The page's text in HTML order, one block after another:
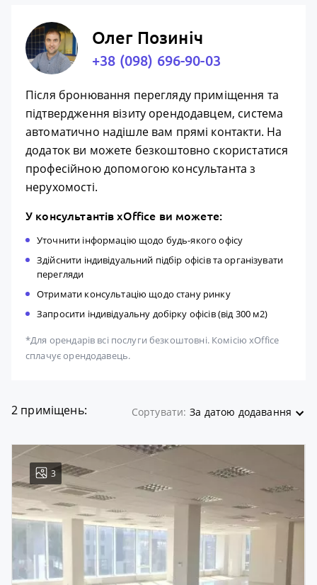
Олег Позиніч
+38 (098) 696-90-03
Після бронювання перегляду приміщення та
підтвердження візиту орендодавцем, система
автоматично надішле вам прямі контакти. На
додаток ви можете безкоштовно скористатися
професійною допомогою консультанта з
нерухомості.
У консультантів xOffice ви можете:
Уточнити інформацію щодо будь-якого офісу
Здійснити індивідуальний підбір офісів та організувати
перегляди
Отримати консультацію щодо стану ринку
Запросити індивідуальну добірку офісів (від 300 м2)
*Для орендарів всі послуги безкоштовні. Комісію xOffice
сплачує орендодавець.
2 приміщень: Сортувати: За датою додавання
3